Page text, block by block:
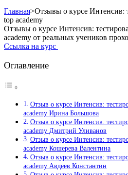
Главная>Отзывы о курсе
top academy
Отзывы о курсе Интенсив:
academy от реальных учеников
Ссылка на курс
Оглавление
Отзыв о курсе Интенсив:
academy Ирина Большова
Отзыв о курсе Интенсив:
academy Дмитрий Уливанов
Отзыв о курсе Интенсив:
academy Кошерева Валентина
Отзыв о курсе Интенсив:
academy Авдеев Константин